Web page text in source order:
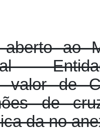
ao
-
valor de
de
da no